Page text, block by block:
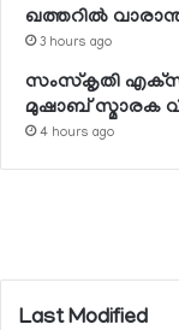
ഖത്തറില്‍
3 hours ago
സംസ്‌കൃതി
മുഷാബ് സ്മാരക
4 hours ago
Last Modified